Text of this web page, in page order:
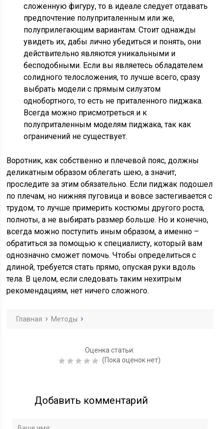
сложенную фигуру, то в идеале следует отдавать
предпочтение полуприталенным или же,
полуприлегающим вариантам. Стоит однажды
увидеть их, дабы лично убедиться и понять, они
действительно являются уникальными и
бесподобными. Если вы являетесь обладателем
солидного телосложения, то лучше всего, сразу
выбрать модели с прямым силуэтом
однобортного, то есть не приталенного пиджака.
Всегда можно присмотреться и к
полуприталенным моделям пиджака, так как
ограничений не существует.
Воротник, как собственно и плечевой пояс, должны
деликатным образом облегать шею, а значит,
проследите за этим обязательно. Если пиджак подошел
по плечам, но нижняя пуговица и вовсе застегивается с
трудом, то лучше примерить костюмы другого роста,
полноты, а не выбирать размер больше. Но и конечно,
всегда можно поступить иным образом, а именно –
обратиться за помощью к специалисту, который вам
однозначно сможет помочь. Чтобы определиться с
длиной, требуется стать прямо, опуская руки вдоль
тела. В целом, если следовать таким нехитрым
рекомендациям, нет ничего сложного.
Главная Методы
Оценка статьи:
(Пока оценок нет)
Добавить комментарий